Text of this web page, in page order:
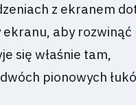
z ekranem
aby rozwinąć
się właśnie tam,
pionowych